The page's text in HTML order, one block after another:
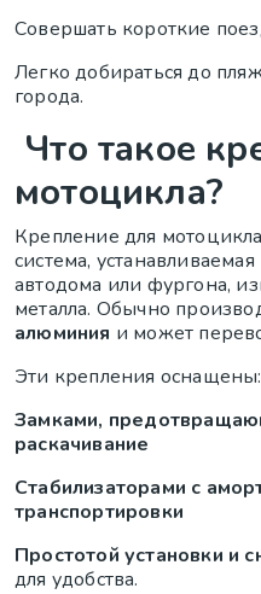
Совершать короткие
Легко добираться до
города.
Что такое
мотоцикла?
Крепление для
система,
автодома или фургона,
металла. Обычно
алюминия и может
Эти крепления оснащены:
Замками,
раскачивание
Стабилизаторами с
транспортировки
Простотой установки и
для удобства.